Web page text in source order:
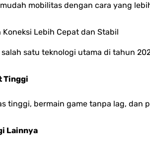
mobilitas dengan cara yang
Lebih Cepat dan Stabil
satu teknologi utama di tahun
Tinggi
tinggi, bermain game tanpa lag, dan
Lainnya